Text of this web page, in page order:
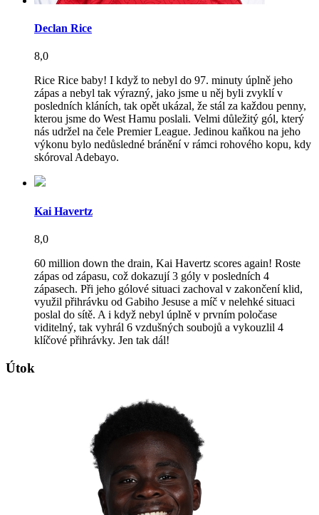
Declan Rice
8,0
Rice Rice baby! I když to nebyl do 97. minuty úplně jeho
zápas a nebyl tak výrazný, jako jsme u něj byli zvyklí v
posledních kláních, tak opět ukázal, že stál za každou penny,
kterou jsme do West Hamu poslali. Velmi důležitý gól, který
nás udržel na čele Premier League. Jedinou kaňkou na jeho
výkonu bylo nedůsledné bránění v rámci rohového kopu, kdy
skóroval Adebayo.
Kai Havertz
8,0
60 million down the drain, Kai Havertz scores again! Roste
zápas od zápasu, což dokazují 3 góly v posledních 4
zápasech. Při jeho gólové situaci zachoval v zakončení klid,
využil přihrávku od Gabiho Jesuse a míč v nelehké situaci
poslal do sítě. A i když nebyl úplně v prvním poločase
viditelný, tak vyhrál 6 vzdušných soubojů a vykouzlil 4
klíčové přihrávky. Jen tak dál!
Útok